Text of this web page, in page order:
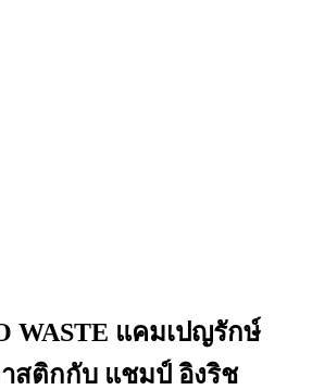
WASTE แคมเปญรักษ์
สติกกับ แชมป์ อิงริช